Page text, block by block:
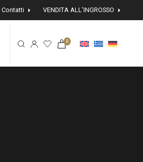
Contatti VENDITA ALL’INGROSSO
0